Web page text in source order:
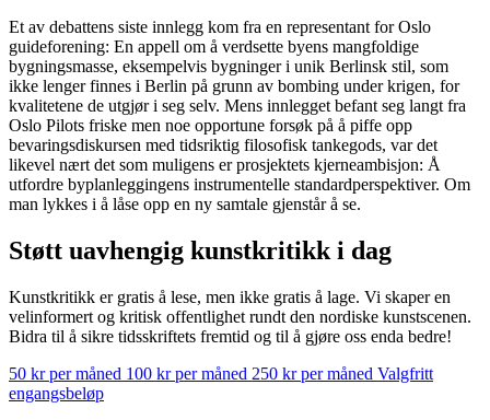
Et av debattens siste innlegg kom fra en representant for Oslo
guideforening: En appell om å verdsette byens mangfoldige
bygningsmasse, eksempelvis bygninger i unik Berlinsk stil, som
ikke lenger finnes i Berlin på grunn av bombing under krigen, for
kvalitetene de utgjør i seg selv. Mens innlegget befant seg langt fra
Oslo Pilots friske men noe opportune forsøk på å piffe opp
bevaringsdiskursen med tidsriktig filosofisk tankegods, var det
likevel nært det som muligens er prosjektets kjerneambisjon: Å
utfordre byplanleggingens instrumentelle standardperspektiver. Om
man lykkes i å låse opp en ny samtale gjenstår å se.
Støtt uavhengig kunstkritikk i dag
Kunstkritikk er gratis å lese, men ikke gratis å lage. Vi skaper en
velinformert og kritisk offentlighet rundt den nordiske kunstscenen.
Bidra til å sikre tidsskriftets fremtid og til å gjøre oss enda bedre!
50 kr per måned 100 kr per måned 250 kr per måned Valgfritt
engangsbeløp